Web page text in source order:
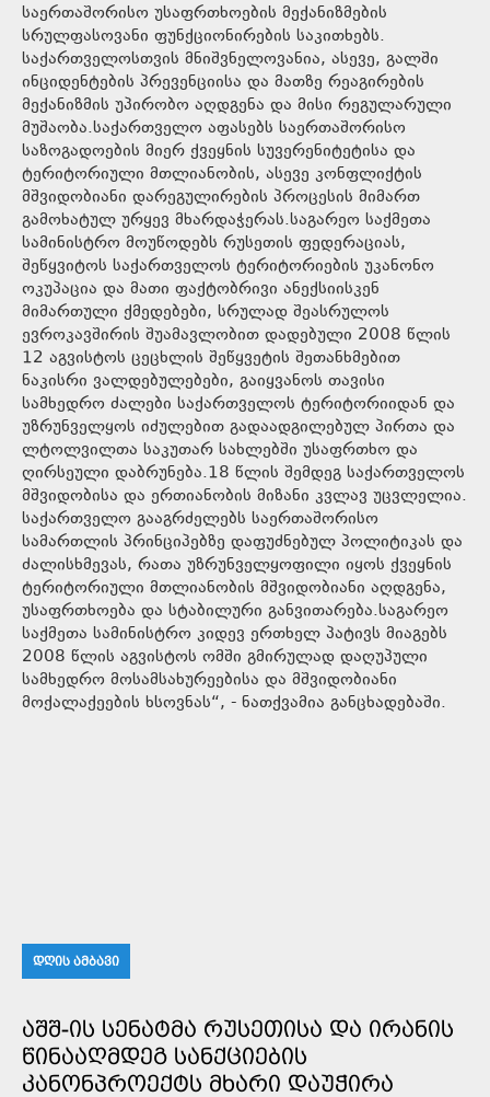
საერთაშორისო უსაფრთხოების მექანიზმების
სრულფასოვანი ფუნქციონირების საკითხებს.
საქართველოსთვის მნიშვნელოვანია, ასევე, გალში
ინციდენტების პრევენციისა და მათზე რეაგირების
მექანიზმის უპირობო აღდგენა და მისი რეგულარული
მუშაობა.საქართველო აფასებს საერთაშორისო
საზოგადოების მიერ ქვეყნის სუვერენიტეტისა და
ტერიტორიული მთლიანობის, ასევე კონფლიქტის
მშვიდობიანი დარეგულირების პროცესის მიმართ
გამოხატულ ურყევ მხარდაჭერას.საგარეო საქმეთა
სამინისტრო მოუწოდებს რუსეთის ფედერაციას,
შეწყვიტოს საქართველოს ტერიტორიების უკანონო
ოკუპაცია და მათი ფაქტობრივი ანექსიისკენ
მიმართული ქმედებები, სრულად შეასრულოს
ევროკავშირის შუამავლობით დადებული 2008 წლის
12 აგვისტოს ცეცხლის შეწყვეტის შეთანხმებით
ნაკისრი ვალდებულებები, გაიყვანოს თავისი
სამხედრო ძალები საქართველოს ტერიტორიიდან და
უზრუნველყოს იძულებით გადაადგილებულ პირთა და
ლტოლვილთა საკუთარ სახლებში უსაფრთხო და
ღირსეული დაბრუნება.18 წლის შემდეგ საქართველოს
მშვიდობისა და ერთიანობის მიზანი კვლავ უცვლელია.
საქართველო გააგრძელებს საერთაშორისო
სამართლის პრინციპებზე დაფუძნებულ პოლიტიკას და
ძალისხმევას, რათა უზრუნველყოფილი იყოს ქვეყნის
ტერიტორიული მთლიანობის მშვიდობიანი აღდგენა,
უსაფრთხოება და სტაბილური განვითარება.საგარეო
საქმეთა სამინისტრო კიდევ ერთხელ პატივს მიაგებს
2008 წლის აგვისტოს ომში გმირულად დაღუპული
სამხედრო მოსამსახურეებისა და მშვიდობიანი
მოქალაქეების ხსოვნას“, - ნათქვამია განცხადებაში.
ᲓᲦᲘᲡ ᲐᲛᲑᲐᲕᲘ
ᲐᲨᲨ-ᲘᲡ ᲡᲔᲜᲐᲢᲛᲐ ᲠᲣᲡᲔᲗᲘᲡᲐ ᲓᲐ ᲘᲠᲐᲜᲘᲡ
ᲬᲘᲜᲐᲐᲦᲛᲓᲔᲒ ᲡᲐᲜᲥᲪᲘᲔᲑᲘᲡ
ᲙᲐᲜᲝᲜᲞᲠᲝᲔᲥᲢᲡ ᲛᲮᲐᲠᲘ ᲓᲐᲣᲭᲘᲠᲐ